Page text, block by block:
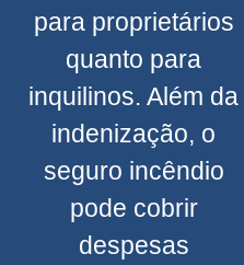
para proprietários
quanto para
inquilinos. Além da
indenização, o
seguro incêndio
pode cobrir
despesas